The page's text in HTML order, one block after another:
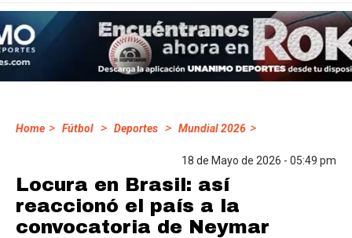
Home > Fútbol > Deportes > Mundial 2026 >
18 de Mayo de 2026 - 05:49 pm
Locura en Brasil: así
reaccionó el país a la
convocatoria de Neymar